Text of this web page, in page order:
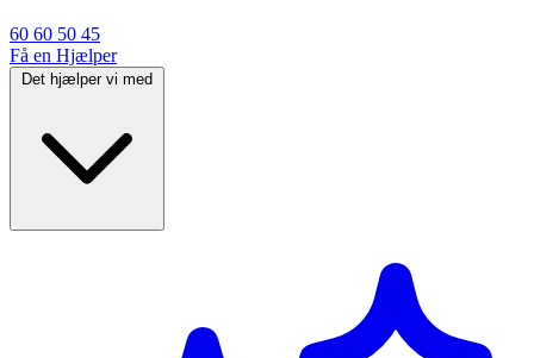
60 60 50 45
Få en Hjælper
Det hjælper vi med